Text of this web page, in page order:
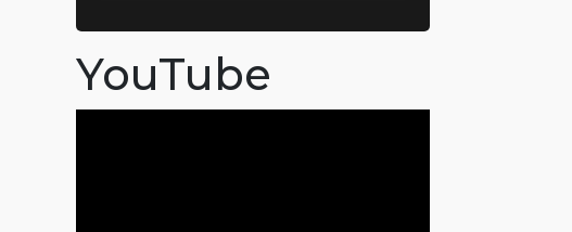
YouTube